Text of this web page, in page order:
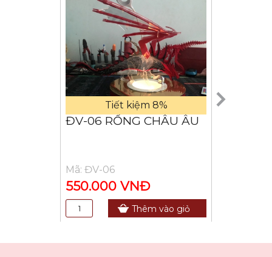
Tiết kiệm 8%
ĐV-06 RỒNG CHÂU ÂU
Mã: ĐV-06
550.000 VNĐ
Thêm vào giỏ